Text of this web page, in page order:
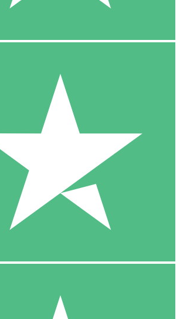
10 Downloaden
20 00